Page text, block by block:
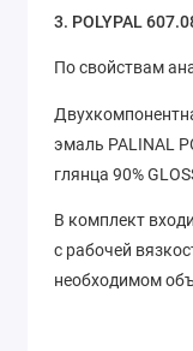
3. POLYPAL
По свойствам
эмаль PALINAL
глянца 90%
В комплект
с рабочей
необходимом